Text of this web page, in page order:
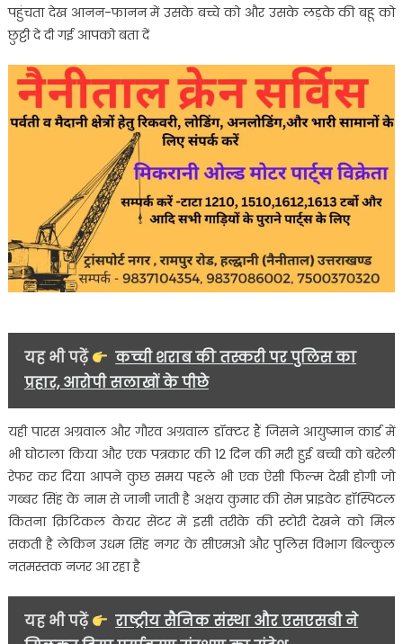
पहुंचता देख आनन-फानन में उसके बच्चे को और उसके लड़के की बहू को
छुट्टी दे दी गई आपको बता दें
यह भी पढ़ें
कच्ची शराब की तस्करी पर पुलिस का
प्रहार, आरोपी सलाखों के पीछे
यही पारस अग्रवाल और गौरव अग्रवाल डॉक्टर हैं जिसने आयुष्मान कार्ड में
भी घोटाला किया और एक पत्रकार की 12 दिन की मरी हुई बच्ची को बरेली
रेफर कर दिया आपने कुछ समय पहले भी एक ऐसी फिल्म देखी होगी जो
गब्बर सिंह के नाम से जानी जाती है अक्षय कुमार की सेम प्राइवेट हॉस्पिटल
कितना क्रिटिकल केयर सेंटर में इसी तरीके की स्टोरी देखने को मिल
सकती है लेकिन उधम सिंह नगर के सीएमओ और पुलिस विभाग बिल्कुल
नतमस्तक नजर आ रहा है
यह भी पढ़ें
राष्ट्रीय सैनिक संस्था और एसएसबी ने